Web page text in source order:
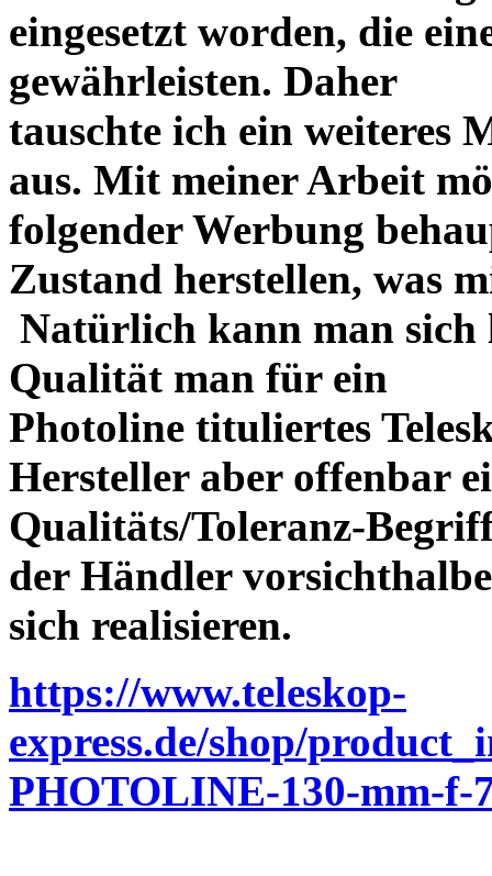
eingesetzt worden, die
gewährleisten. Daher
tauschte ich ein weiteres
aus. Mit meiner Arbeit
folgender Werbung
Zustand herstellen, was
Natürlich kann man sich
Qualität man für ein
Photoline tituliertes
Hersteller aber offenbar
Qualitäts/Toleranz-
der Händler
sich realisieren.
https://www.teleskop-
express.de/shop/
PHOTOLINE-130-mm-f-